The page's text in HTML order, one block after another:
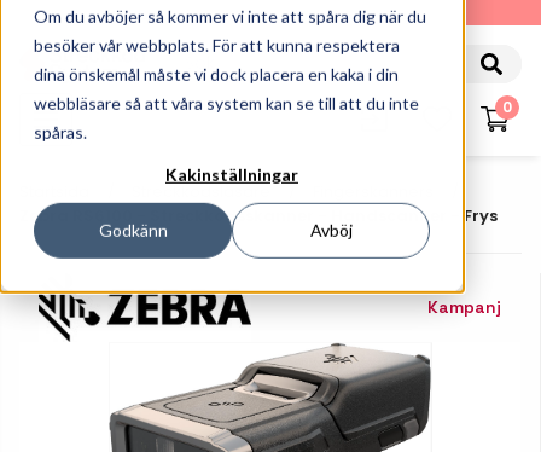
Om du avböjer så kommer vi inte att spåra dig när du
besöker vår webbplats. För att kunna respektera
dina önskemål måste vi dock placera en kaka i din
webbläsare så att våra system kan se till att du inte
spåras.
Kakinställningar
Godkänn Avböj
010-162 61 90
0
Streckkodsläsare
Zebra RS6100 - Streckkodsskanner - Handscanner - Frys
Kampanj